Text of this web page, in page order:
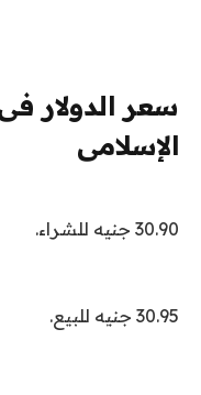
سعر الدولار
الإسلامى
30.90 جنيه للشراء.
30.95 جنيه للبيع.